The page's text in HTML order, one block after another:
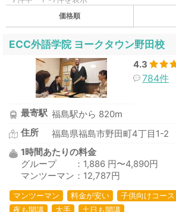
価格順
ECC外語学院 ヨークタウン野田校
4.3
784件
最寄駅 福島駅から 820m
住所
福島県福島市野田町4丁目1-2
1時間あたりの料金
グループ ：1,886 円〜4,890円
マンツーマン：12,787円
マンツーマン 料金が安い 子供向けコース
夜も開講
大手 土日も開講